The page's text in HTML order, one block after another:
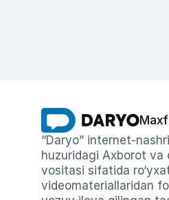
“Daryo” internet-
huzuridagi Axborot
vositasi sifatida
videomateriallaridan